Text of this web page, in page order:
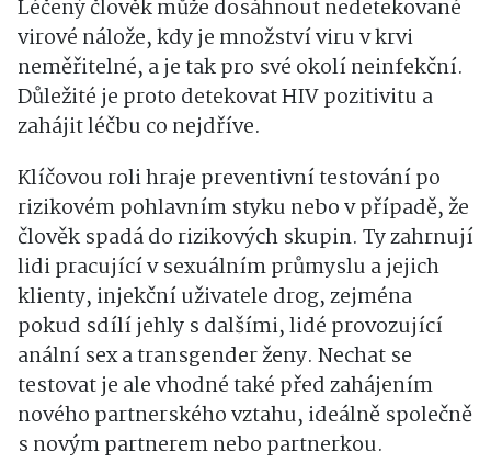
Léčený člověk může dosáhnout nedetekované
virové nálože, kdy je množství viru v krvi
neměřitelné, a je tak pro své okolí neinfekční.
Důležité je proto detekovat HIV pozitivitu a
zahájit léčbu co nejdříve.
Klíčovou roli hraje preventivní testování po
rizikovém pohlavním styku nebo v případě, že
člověk spadá do rizikových skupin. Ty zahrnují
lidi pracující v sexuálním průmyslu a jejich
klienty, injekční uživatele drog, zejména
pokud sdílí jehly s dalšími, lidé provozující
anální sex a transgender ženy. Nechat se
testovat je ale vhodné také před zahájením
nového partnerského vztahu, ideálně společně
s novým partnerem nebo partnerkou.